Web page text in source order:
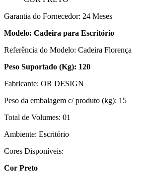
Garantia do Fornecedor: 24 Meses
Modelo: Cadeira para Escritório
Referência do Modelo: Cadeira Florença
Peso Suportado (Kg): 120
Fabricante: OR DESIGN
Peso da embalagem c/ produto (kg): 15
Total de Volumes: 01
Ambiente: Escritório
Cores Disponíveis:
Cor Preto